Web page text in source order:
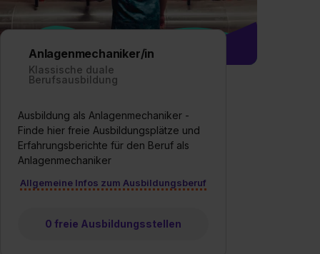
Anlagenmechaniker/in
Klassische duale
Berufsausbildung
Ausbildung als Anlagenmechaniker -
Finde hier freie Ausbildungsplätze und
Erfahrungsberichte für den Beruf als
Anlagenmechaniker
Allgemeine Infos zum Ausbildungsberuf
0 freie Ausbildungsstellen